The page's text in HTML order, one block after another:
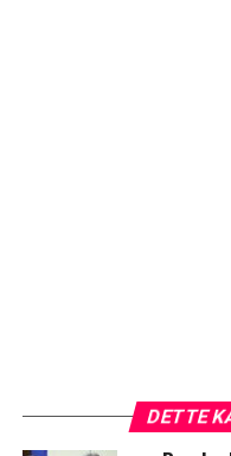
DETTE